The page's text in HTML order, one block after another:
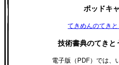
ポッドキ
てきめんのてき
技術書典のてきと
電子版（PDF）では、